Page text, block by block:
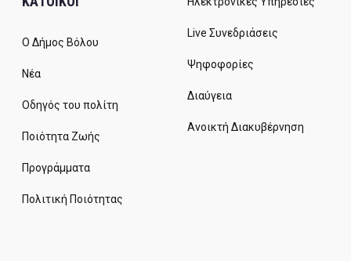
Ο Δήμος Βόλου
Νέα
Οδηγός του πολίτη
Ποιότητα Ζωής
Προγράμματα
Πολιτική Ποιότητας
Live Συνεδριάσεις
Ψηφοφορίες
Διαύγεια
Ανοικτή Διακυβέρνηση